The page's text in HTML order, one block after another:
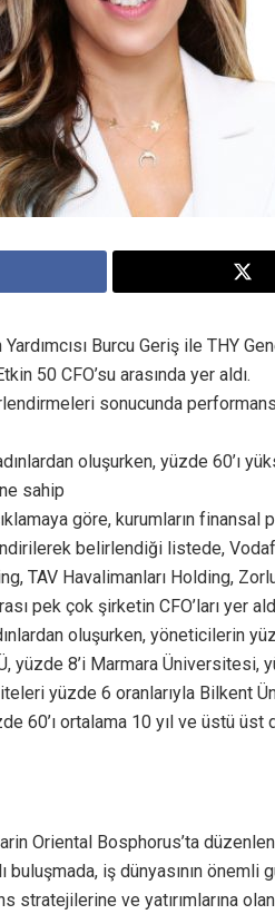
Burcu Geriş ile THY
50 CFO’su arasında yer aldı.
sonucunda
oluşurken, yüzde 60’ı
sahip
göre, kurumların finansal
belirlendiği listede,
TAV Havalimanları Holding,
pek çok şirketin CFO’ları yer
oluşurken, yöneticilerin
yüzde 8’i Marmara Üniversitesi,
yüzde 6 oranlarıyla Bilkent
60’ı ortalama 10 yıl ve üstü
Oriental Bosphorus’ta
iş dünyasının önemli
stratejilerine ve yatırımlarına